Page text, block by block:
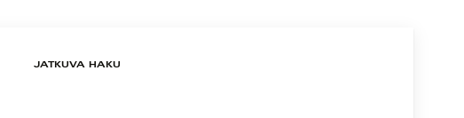
JATKUVA HAKU